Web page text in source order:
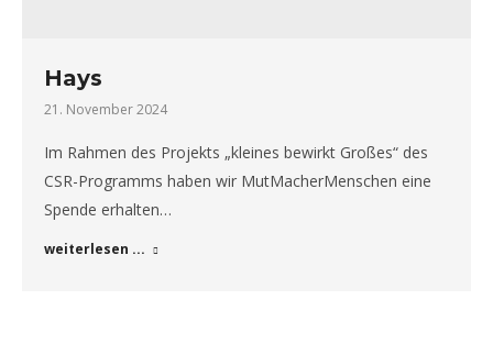
Hays
21. November 2024
Im Rahmen des Projekts „kleines bewirkt Großes“ des
CSR-Programms haben wir MutMacherMenschen eine
Spende erhalten…
weiterlesen ...